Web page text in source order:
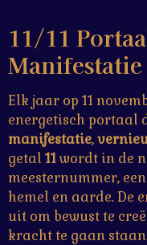
n
g
s
t
e
r
r
e
n
e
r
e
r
r
e
n
e
r
r
e
n
e
r
r
e
n
e
r
r
e
n
11/11
Manifestatie
Elk jaar op 11
energetisch portaal
manifestatie,
getal 11wordt in de
meesternummer,
hemel en aarde. De
uit om bewust te
kracht te gaan